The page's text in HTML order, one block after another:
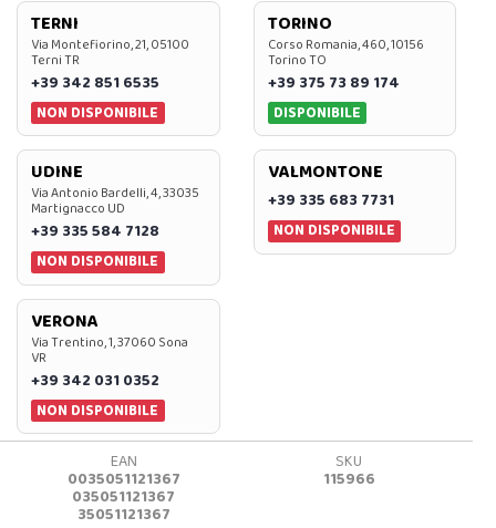
TERNI
Via Montefiorino, 21, 05100
Terni TR
+39 342 851 6535
NON DISPONIBILE
TORINO
Corso Romania, 460, 10156
Torino TO
+39 375 73 89 174
DISPONIBILE
UDINE
Via Antonio Bardelli, 4, 33035
Martignacco UD
+39 335 584 7128
NON DISPONIBILE
VALMONTONE
+39 335 683 7731
NON DISPONIBILE
VERONA
Via Trentino, 1, 37060 Sona
VR
+39 342 031 0352
NON DISPONIBILE
EAN
0035051121367
035051121367
35051121367
SKU
115966